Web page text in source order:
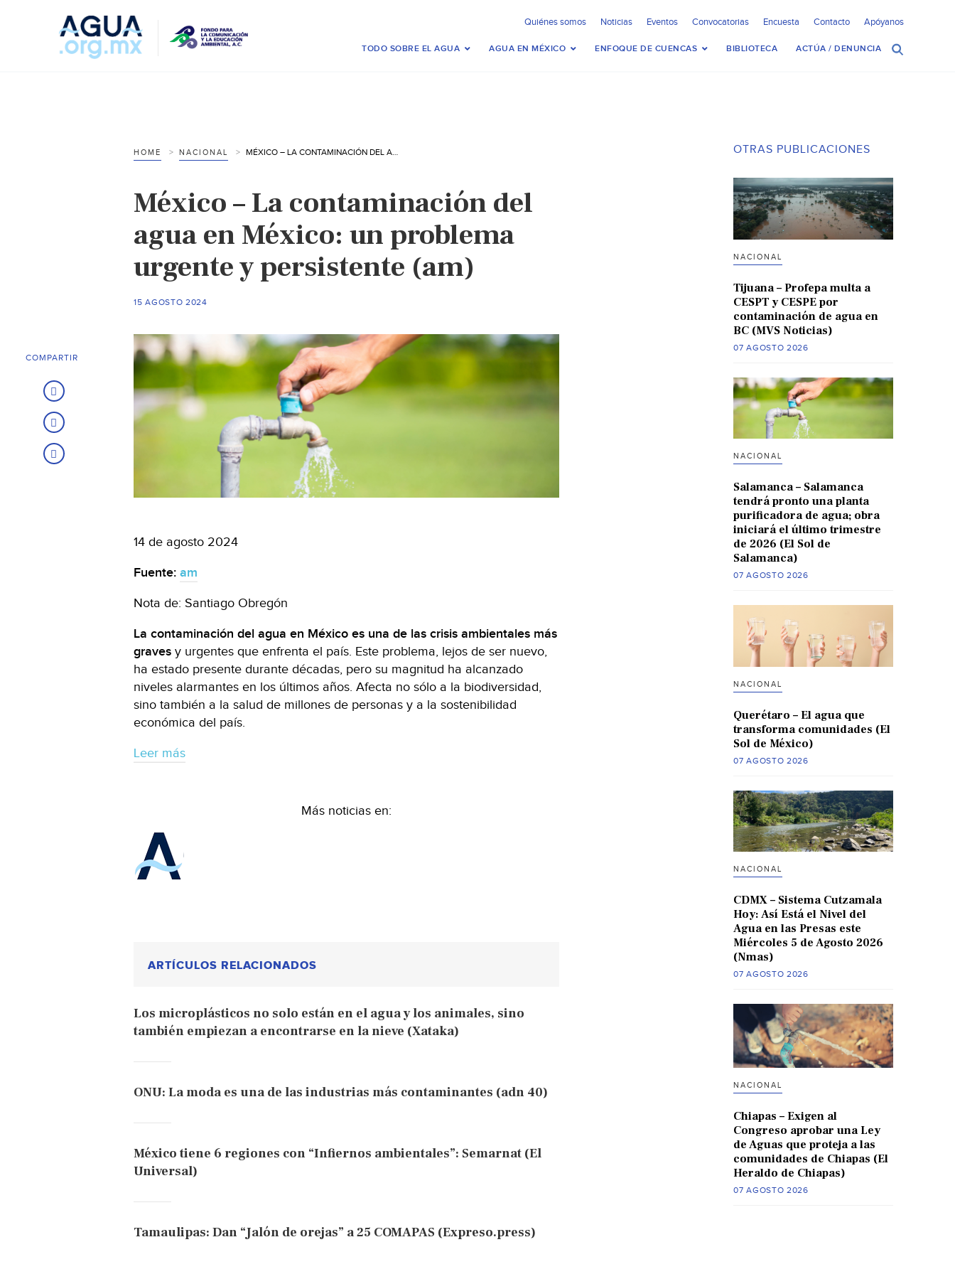
Quiénes somos Noticias Eventos Convocatorias Encuesta Contacto Apóyanos
TODO SOBRE EL AGUA AGUA EN MÉXICO ENFOQUE DE CUENCAS BIBLIOTECA ACTÚA / DENUNCIA
HOME NACIONAL MÉXICO – LA CONTAMINACIÓN DEL AGUA EN MÉXICO: UN PROBLEMA URGENTE Y PERSISTENTE (AM)
México – La contaminación del
agua en México: un problema
urgente y persistente (am)
15 AGOSTO 2024
14 de agosto 2024
Fuente: am
Nota de: Santiago Obregón
La contaminación del agua en México es una de las crisis ambientales más
graves y urgentes que enfrenta el país. Este problema, lejos de ser nuevo,
ha estado presente durante décadas, pero su magnitud ha alcanzado
niveles alarmantes en los últimos años. Afecta no sólo a la biodiversidad,
sino también a la salud de millones de personas y a la sostenibilidad
económica del país.
Leer más
Más noticias en:
ARTÍCULOS RELACIONADOS
Los microplásticos no solo están en el agua y los animales, sino
también empiezan a encontrarse en la nieve (Xataka)
ONU: La moda es una de las industrias más contaminantes (adn 40)
México tiene 6 regiones con “Infiernos ambientales”: Semarnat (El
Universal)
Tamaulipas: Dan “Jalón de orejas” a 25 COMAPAS (Expreso.press)
COMPARTIR
OTRAS PUBLICACIONES
NACIONAL
Tijuana – Profepa multa a
CESPT y CESPE por
contaminación de agua en
BC (MVS Noticias)
07 AGOSTO 2026
NACIONAL
Salamanca – Salamanca
tendrá pronto una planta
purificadora de agua; obra
iniciará el último trimestre
de 2026 (El Sol de
Salamanca)
07 AGOSTO 2026
NACIONAL
Querétaro – El agua que
transforma comunidades (El
Sol de México)
07 AGOSTO 2026
NACIONAL
CDMX – Sistema Cutzamala
Hoy: Así Está el Nivel del
Agua en las Presas este
Miércoles 5 de Agosto 2026
(Nmas)
07 AGOSTO 2026
NACIONAL
Chiapas – Exigen al
Congreso aprobar una Ley
de Aguas que proteja a las
comunidades de Chiapas (El
Heraldo de Chiapas)
07 AGOSTO 2026